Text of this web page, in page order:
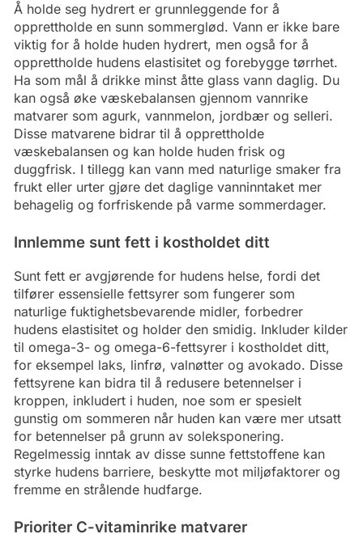
Å holde seg hydrert er grunnleggende for å
opprettholde en sunn sommerglød. Vann er ikke bare
viktig for å holde huden hydrert, men også for å
opprettholde hudens elastisitet og forebygge tørrhet.
Ha som mål å drikke minst åtte glass vann daglig. Du
kan også øke væskebalansen gjennom vannrike
matvarer som agurk, vannmelon, jordbær og selleri.
Disse matvarene bidrar til å opprettholde
væskebalansen og kan holde huden frisk og
duggfrisk. I tillegg kan vann med naturlige smaker fra
frukt eller urter gjøre det daglige vanninntaket mer
behagelig og forfriskende på varme sommerdager.
Innlemme sunt fett i kostholdet ditt
Sunt fett er avgjørende for hudens helse, fordi det
tilfører essensielle fettsyrer som fungerer som
naturlige fuktighetsbevarende midler, forbedrer
hudens elastisitet og holder den smidig. Inkluder kilder
til omega-3- og omega-6-fettsyrer i kostholdet ditt,
for eksempel laks, linfrø, valnøtter og avokado. Disse
fettsyrene kan bidra til å redusere betennelser i
kroppen, inkludert i huden, noe som er spesielt
gunstig om sommeren når huden kan være mer utsatt
for betennelser på grunn av soleksponering.
Regelmessig inntak av disse sunne fettstoffene kan
styrke hudens barriere, beskytte mot miljøfaktorer og
fremme en strålende hudfarge.
Prioriter C-vitaminrike matvarer